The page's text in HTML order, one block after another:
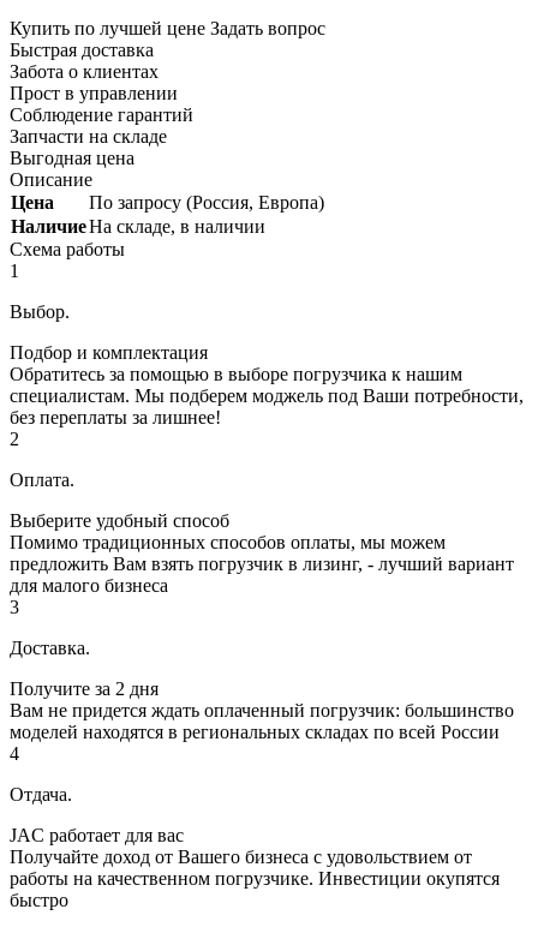
Купить по лучшей цене Задать вопрос
Быстрая доставка
Забота о клиентах
Прост в управлении
Соблюдение гарантий
Запчасти на складе
Выгодная цена
Описание
Цена
По запросу (Россия, Европа)
НаличиеНа складе, в наличии
Схема работы
1
Выбор.
Подбор и комплектация
Обратитесь за помощью в выборе погрузчика к нашим
специалистам. Мы подберем моджель под Ваши потребности,
без переплаты за лишнее!
2
Оплата.
Выберите удобный способ
Помимо традиционных способов оплаты, мы можем
предложить Вам взять погрузчик в лизинг, - лучший вариант
для малого бизнеса
3
Доставка.
Получите за 2 дня
Вам не придется ждать оплаченный погрузчик: большинство
моделей находятся в региональных складах по всей России
4
Отдача.
JAC работает для вас
Получайте доход от Вашего бизнеса с удовольствием от
работы на качественном погрузчике. Инвестиции окупятся
быстро